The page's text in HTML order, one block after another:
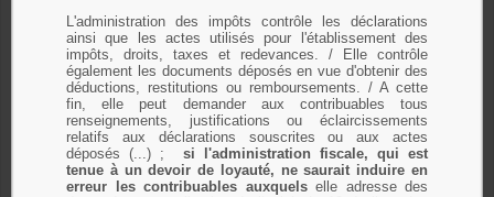
L'administration des impôts contrôle les déclarations
ainsi que les actes utilisés pour l'établissement des
impôts, droits, taxes et redevances. / Elle contrôle
également les documents déposés en vue d'obtenir des
déductions, restitutions ou remboursements. / A cette
fin, elle peut demander aux contribuables tous
renseignements, justifications ou éclaircissements
relatifs aux déclarations souscrites ou aux actes
déposés (...) ;
si l'administration fiscale, qui est
tenue à un devoir de loyauté, ne saurait induire en
erreur les contribuables auxquels elle adresse des